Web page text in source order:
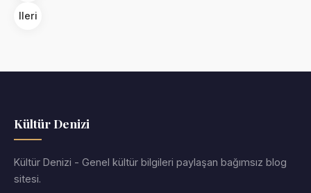
Ileri
Kültür Denizi
Kültür Denizi - Genel kültür bilgileri paylaşan bağımsız blog
sitesi.